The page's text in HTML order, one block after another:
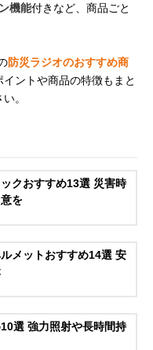
機能付きなど、商品ごと
防災ラジオのおすすめ商
イントや商品の特徴もまと
。
クおすすめ13選 災害時
を
メットおすすめ14選 安
選 強力照射や長時間持